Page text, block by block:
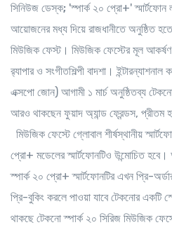
সিনিউজ ডেস্ক; 'স্পার্ক ২০ প্রো+' স্মার্টফোন
আয়োজনের মধ্য দিয়ে রাজধানীতে অনুষ্ঠিত
মিউজিক ফেস্ট। মিউজিক ফেস্টের মূল আকর্ষণ
র‌্যাপার ও সংগীতশিল্পী বাদশা।
এক্সপো জোন) আগামী ১ মার্চ অনুষ্ঠিতব্য
আরও থাকছেন ফুয়াদ অ্যান্ড ফ্রেন্ডস, প্রীতম
মিউজিক ফেস্টে গ্লোবাল শীর্ষস্থানীয়
প্রো+ মডেলের স্মার্টফোনটিও উন্মোচিত
স্পার্ক ২০ প্রো+ স্মার্টফোনটির এখন প্রি-
প্রি-বুকিং করলে পাওয়া যাবে টেকনোর একটি
থাকছে টেকনো স্পার্ক ২০ সিরিজ মিউজিক